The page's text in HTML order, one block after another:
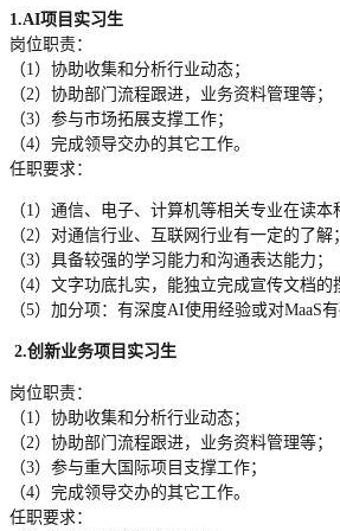
1.AI项目实习生
岗位职责：
（1）协助收集和分析行业动态；
（2）协助部门流程跟进，业务资料管理等；
（3）参与市场拓展支撑工作；
（4）完成领导交办的其它工作。
任职要求：
（1）通信、电子、计算机等相关专业在读本
（2）对通信行业、互联网行业有一定的了解；
（3）具备较强的学习能力和沟通表达能力；
（4）文字功底扎实，能独立完成宣传文档的
（5）加分项：有深度AI使用经验或对MaaS
2.创新业务项目实习生
岗位职责：
（1）协助收集和分析行业动态；
（2）协助部门流程跟进，业务资料管理等；
（3）参与重大国际项目支撑工作；
（4）完成领导交办的其它工作。
任职要求：